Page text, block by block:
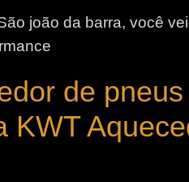
joão da barra, você
de
KWT